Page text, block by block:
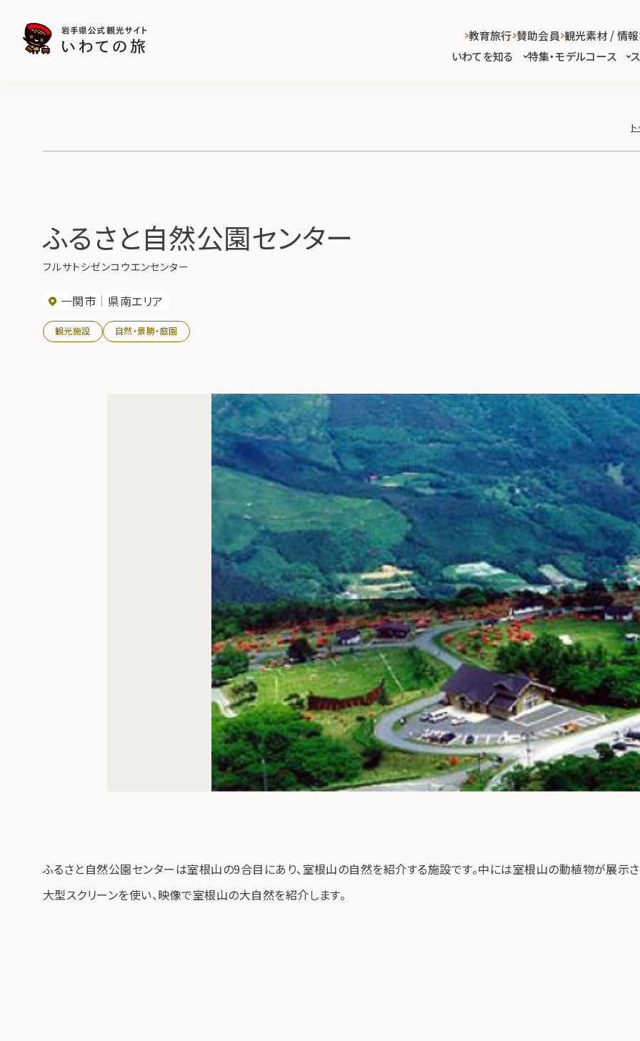
いわてを知る 特集・モデルコース
教育旅行 賛助会員 観光素材 / 情報
ふるさと自然公園センター
フルサトシゼンコウエンセンター
一関市 県南エリア
観光施設 自然・景勝・庭園
ふるさと自然公園センターは室根山の9合目にあり、室根山の自然を紹介する施設です。中には室根山の動植物が展示さ
大型スクリーンを使い、映像で室根山の大自然を紹介します。